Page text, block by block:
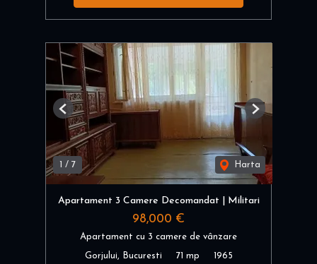
/ 7 Harta
Previous Next
Apartament 3 Camere Decomandat | Militari
98,000 €
Apartament cu 3 camere de vânzare
Gorjului, Bucuresti 71 mp 1965